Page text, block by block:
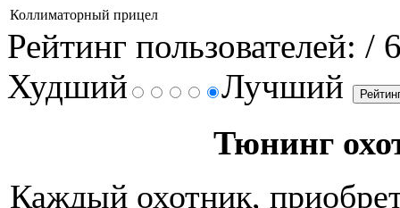
Коллиматорный прицел
Рейтинг пользователей: /
Худший
Лучший
Тюнинг
Каждый охотник,